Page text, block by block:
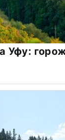
Уфу: